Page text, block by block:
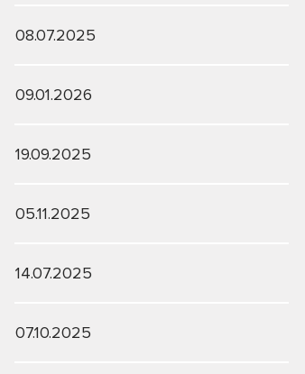
08.07.2025
09.01.2026
19.09.2025
05.11.2025
14.07.2025
07.10.2025